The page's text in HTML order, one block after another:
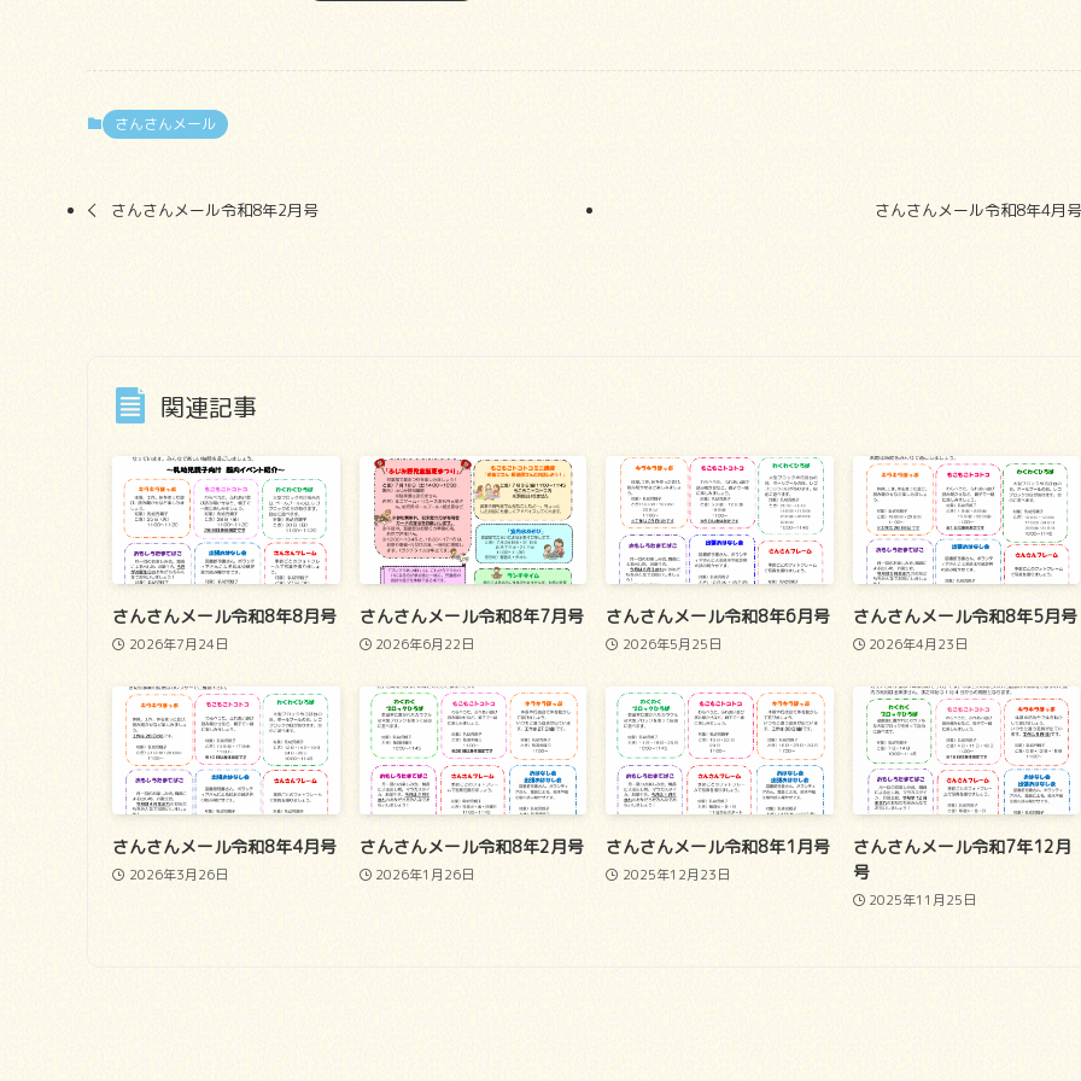
さんさんメール
さんさんメール令和8年2月号 さんさんメール令和8年4月号
関連記事
さんさんメール令和8年8月号
2026年7月24日
さんさんメール令和8年7月号
2026年6月22日
さんさんメール令和8年6月号
2026年5月25日
さんさんメール令和8年5月号
2026年4月23日
さんさんメール令和8年4月号
2026年3月26日
さんさんメール令和8年2月号
2026年1月26日
さんさんメール令和8年1月号
2025年12月23日
さんさんメール令和7年12月
号
2025年11月25日